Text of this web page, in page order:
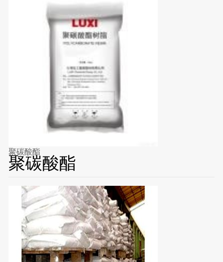
聚碳酸酯
聚碳酸酯